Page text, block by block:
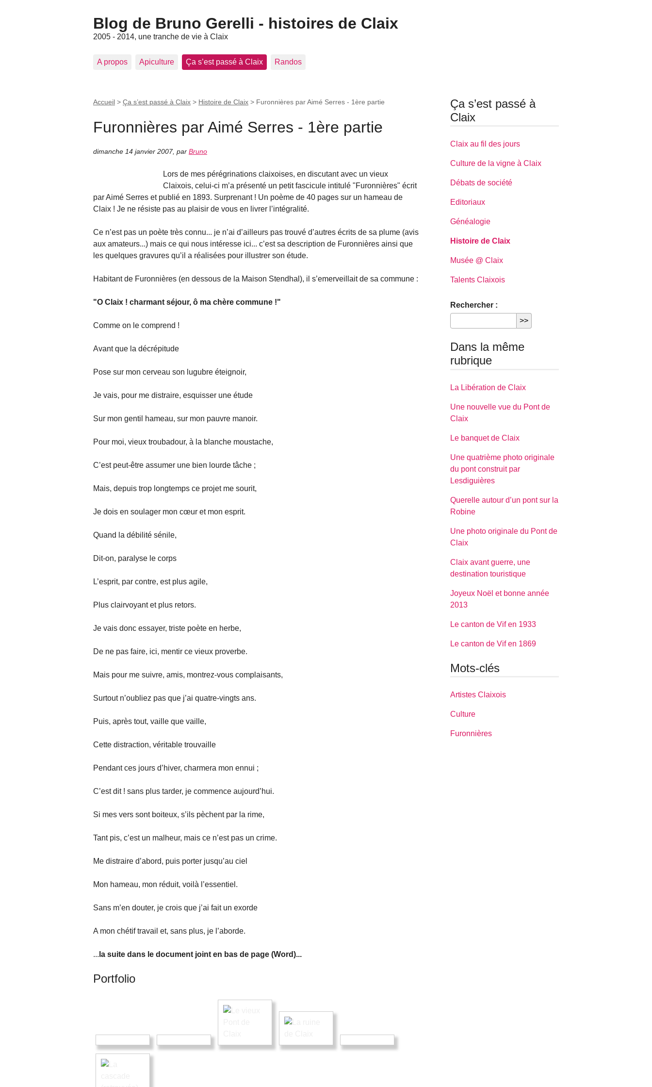
Blog de Bruno Gerelli - histoires de Claix
2005 - 2014, une tranche de vie à Claix
A propos Apiculture Ça s’est passé à Claix Randos
Accueil > Ça s’est passé à Claix > Histoire de Claix > Furonnières par Aimé Serres - 1ère partie
Furonnières par Aimé Serres - 1ère partie
dimanche 14 janvier 2007, par Bruno
Lors de mes pérégrinations claixoises, en discutant avec un vieux
Claixois, celui-ci m’a présenté un petit fascicule intitulé "Furonnières" écrit
par Aimé Serres et publié en 1893. Surprenant ! Un poème de 40 pages sur un hameau de
Claix ! Je ne résiste pas au plaisir de vous en livrer l’intégralité.
Ce n’est pas un poète très connu... je n’ai d’ailleurs pas trouvé d’autres écrits de sa plume (avis
aux amateurs...) mais ce qui nous intéresse ici... c’est sa description de Furonnières ainsi que
les quelques gravures qu’il a réalisées pour illustrer son étude.
Habitant de Furonnières (en dessous de la Maison Stendhal), il s’emerveillait de sa commune :
"O Claix ! charmant séjour, ô ma chère commune !"
Comme on le comprend !
Avant que la décrépitude
Pose sur mon cerveau son lugubre éteignoir,
Je vais, pour me distraire, esquisser une étude
Sur mon gentil hameau, sur mon pauvre manoir.
Pour moi, vieux troubadour, à la blanche moustache,
C’est peut-être assumer une bien lourde tâche ;
Mais, depuis trop longtemps ce projet me sourit,
Je dois en soulager mon cœur et mon esprit.
Quand la débilité sénile,
Dit-on, paralyse le corps
L’esprit, par contre, est plus agile,
Plus clairvoyant et plus retors.
Je vais donc essayer, triste poète en herbe,
De ne pas faire, ici, mentir ce vieux proverbe.
Mais pour me suivre, amis, montrez-vous complaisants,
Surtout n’oubliez pas que j’ai quatre-vingts ans.
Puis, après tout, vaille que vaille,
Cette distraction, véritable trouvaille
Pendant ces jours d’hiver, charmera mon ennui ;
C’est dit ! sans plus tarder, je commence aujourd’hui.
Si mes vers sont boiteux, s’ils pèchent par la rime,
Tant pis, c’est un malheur, mais ce n’est pas un crime.
Me distraire d’abord, puis porter jusqu’au ciel
Mon hameau, mon réduit, voilà l’essentiel.
Sans m’en douter, je crois que j’ai fait un exorde
A mon chétif travail et, sans plus, je l’aborde.
... la suite dans le document joint en bas de page (Word)...
Portfolio
Ça s’est passé à
Claix
Claix au fil des jours
Culture de la vigne à Claix
Débats de société
Editoriaux
Généalogie
Histoire de Claix
Musée @ Claix
Talents Claixois
Rechercher :
Dans la même
rubrique
La Libération de Claix
Une nouvelle vue du Pont de
Claix
Le banquet de Claix
Une quatrième photo originale
du pont construit par
Lesdiguières
Querelle autour d’un pont sur la
Robine
Une photo originale du Pont de
Claix
Claix avant guerre, une
destination touristique
Joyeux Noël et bonne année
2013
Le canton de Vif en 1933
Le canton de Vif en 1869
Mots-clés
Artistes Claixois
Culture
Furonnières